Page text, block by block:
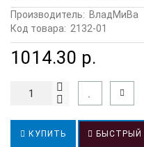
Производитель: ВладМиВа
Код товара: 2132-01
1014.30 р.
КУПИТЬ БЫСТРЫЙ